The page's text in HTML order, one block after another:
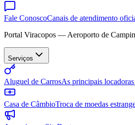
Fale ConoscoCanais de atendimento
Portal Viracopos — Aeroporto de
Serviços
Aluguel de CarrosAs principais
Casa de CâmbioTroca de moedas